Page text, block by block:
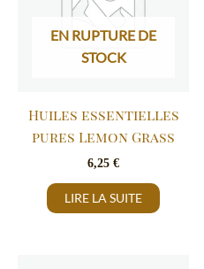
EN RUPTURE DE
STOCK
Huiles essentielles
pures Lemon Grass
6,25 €
LIRE LA SUITE